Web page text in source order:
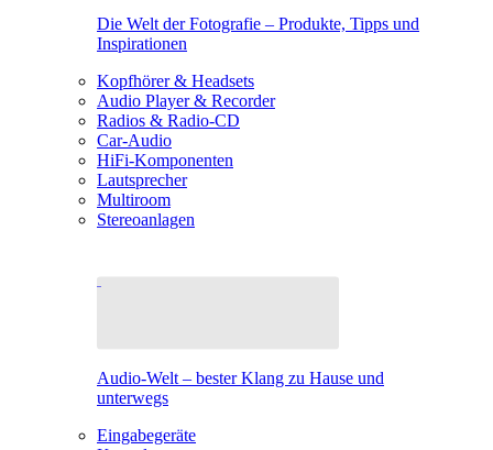
Die Welt der Fotografie – Produkte, Tipps und
Inspirationen
Kopfhörer & Headsets
Audio Player & Recorder
Radios & Radio-CD
Car-Audio
HiFi-Komponenten
Lautsprecher
Multiroom
Stereoanlagen
Audio-Welt – bester Klang zu Hause und
unterwegs
Eingabegeräte